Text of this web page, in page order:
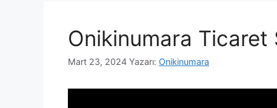
Onikinumara Ticaret
Mart 23, 2024 Yazarı: Onikinumara